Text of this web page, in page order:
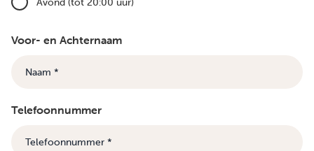
Voor- en Achternaam
Telefoonnummer